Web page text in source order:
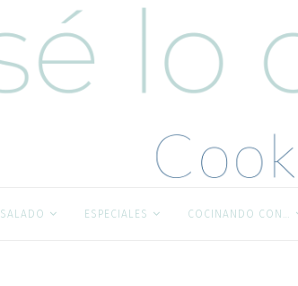
SALADO ESPECIALES COCINANDO CON…